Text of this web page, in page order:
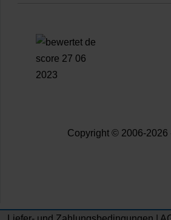
Copyright © 2006-2026